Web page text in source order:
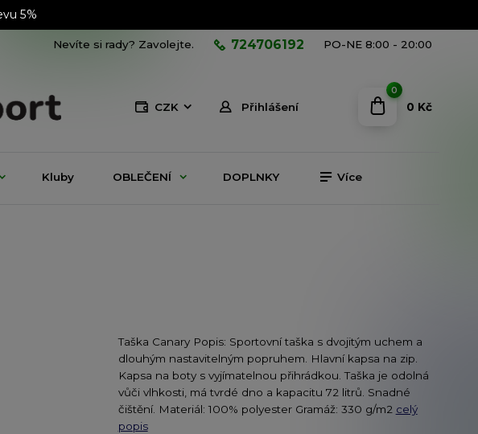
5%
CZK Přihlášení
Nevíte si rady? Zavolejte. 724706192 PO-NE 8:00 - 20:00
0
0 Kč
Kluby OBLEČENÍ DOPLNKY Více
Taška Canary Popis: Sportovní taška s dvojitým uchem a
dlouhým nastavitelným popruhem. Hlavní kapsa na zip.
Kapsa na boty s vyjímatelnou přihrádkou. Taška je odolná
vůči vlhkosti, má tvrdé dno a kapacitu 72 litrů. Snadné
čištění. Materiál: 100% polyester Gramáž: 330 g/m2 celý
popis